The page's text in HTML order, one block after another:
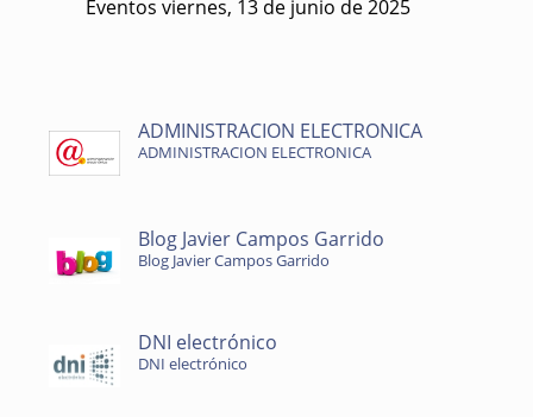
Eventos viernes, 13 de junio de 2025
ADMINISTRACION ELECTRONICA
ADMINISTRACION ELECTRONICA
Blog Javier Campos Garrido
Blog Javier Campos Garrido
DNI electrónico
DNI electrónico